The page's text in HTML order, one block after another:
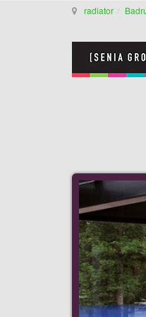
radiator